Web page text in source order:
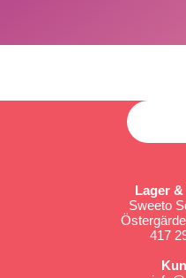
Lager
Sweeto
417